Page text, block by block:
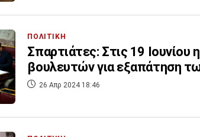
ΠΟΛΙΤΙΚΗ
Σπαρτιάτες: Στις 19 Ιουνίου
βουλευτών για εξαπάτηση
26 Απρ 2024 18:46